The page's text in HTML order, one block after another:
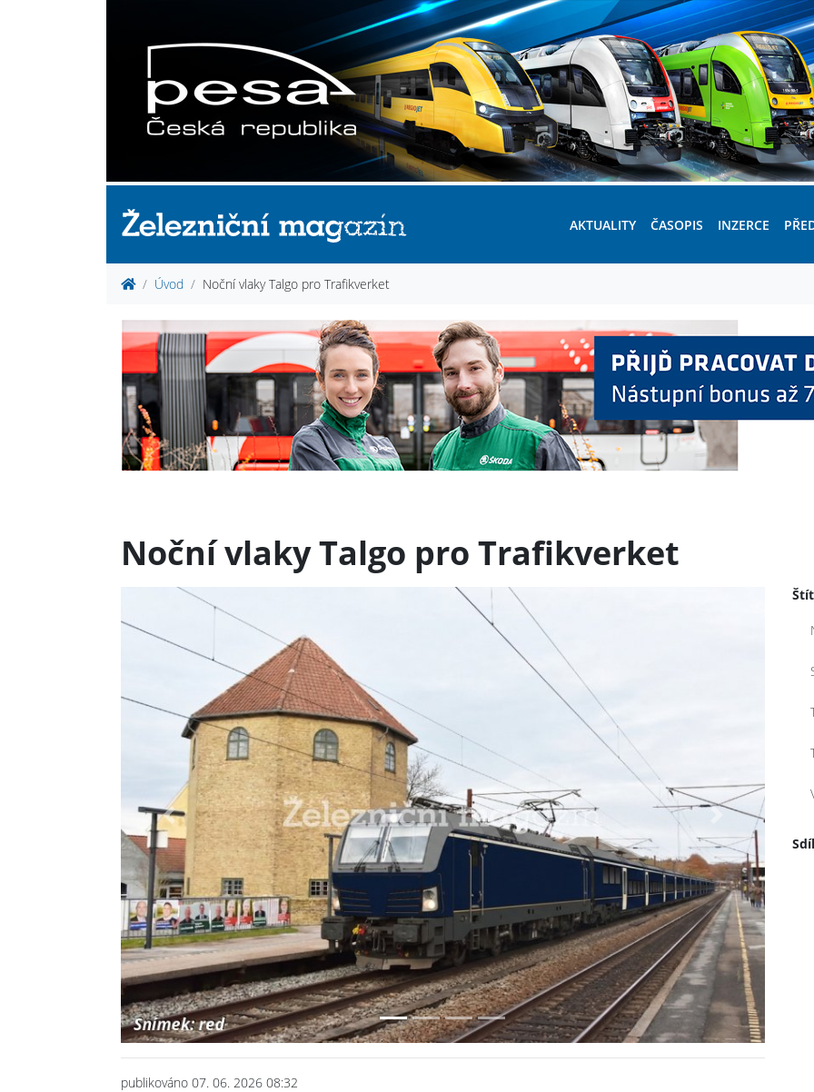
AKTUALITY ČASOPIS INZERCE
Úvod Noční vlaky Talgo pro Trafikverket
Noční vlaky Talgo pro Trafikverket
Previous
publikováno 07. 06. 2026 08:32